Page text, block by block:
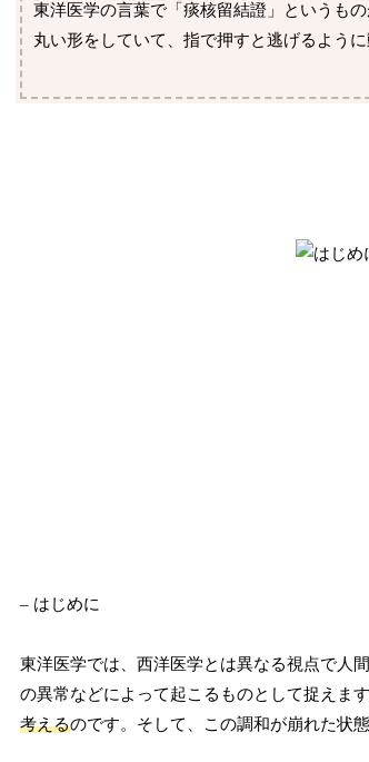
東洋医学の言葉で「痰核留結證」というも
丸い形をしていて、指で押すと逃げるよう
– はじめに
東洋医学では、西洋医学とは異なる視点で人
の異常などによって起こるものとして捉えま
考えるのです。そして、この調和が崩れた状